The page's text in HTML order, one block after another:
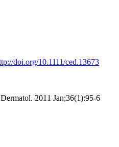
doi.org/10.1111/ced.13673
2011 Jan;36(1):95-6